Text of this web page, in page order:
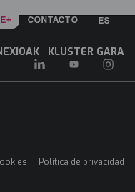
ES
CONTACTO
KLUSTER GARA
Política de privacidad